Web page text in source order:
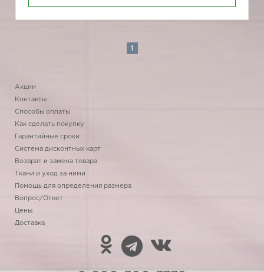
1
Акции
Контакты
Способы оплаты
Как сделать покупку
Гарантийные сроки
Система дисконтных карт
Возврат и замена товара
Ткани и уход за ними
Помощь для определения размера
Вопрос/Ответ
Цены
Доставка